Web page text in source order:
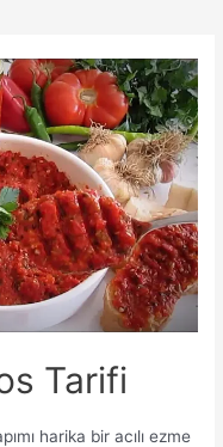
Tarifi
harika bir acılı ezme